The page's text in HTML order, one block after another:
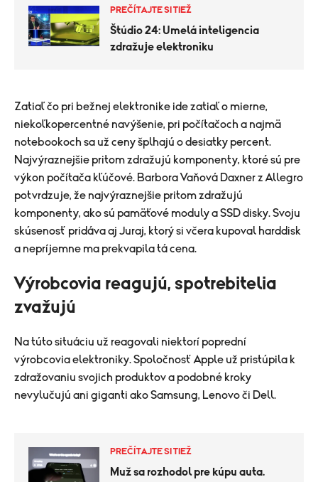
PREČÍTAJTE SI TIEŽ
Štúdio 24: Umelá inteligencia
zdražuje elektroniku
Zatiaľ čo pri bežnej elektronike ide zatiaľ o mierne,
niekoľkopercentné navýšenie, pri počítačoch a najmä
notebookoch sa už ceny šplhajú o desiatky percent.
Najvýraznejšie pritom zdražujú komponenty, ktoré sú pre
výkon počítača kľúčové. Barbora Vaňová Daxner z Allegro
potvrdzuje, že najvýraznejšie pritom zdražujú
komponenty, ako sú pamäťové moduly a SSD disky. Svoju
skúsenosť pridáva aj Juraj, ktorý si včera kupoval harddisk
a nepríjemne ma prekvapila tá cena.
Výrobcovia reagujú, spotrebitelia
zvažujú
Na túto situáciu už reagovali niektorí poprední
výrobcovia elektroniky. Spoločnosť Apple už pristúpila k
zdražovaniu svojich produktov a podobné kroky
nevylučujú ani giganti ako Samsung, Lenovo či Dell.
PREČÍTAJTE SI TIEŽ
Muž sa rozhodol pre kúpu auta.